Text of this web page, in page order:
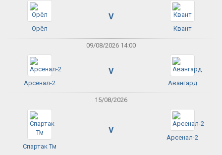
Орёл
V
Квант
09/08/2026 14:00
Арсенал-2
V
Авангард
15/08/2026
Спартак Тм
V
Арсенал-2